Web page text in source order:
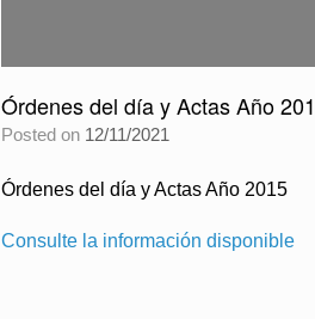
Órdenes del día y Actas Año
Posted on 12/11/2021
Órdenes del día y Actas Año 2015
Consulte la información disponible